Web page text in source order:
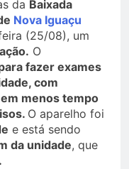
da Baixada
Nova Iguaçu
(25/08), um
O
fazer exames
com
menos tempo
O aparelho foi
e está sendo
da unidade, que